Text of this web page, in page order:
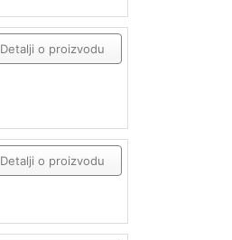
Detalji o proizvodu
Detalji o proizvodu